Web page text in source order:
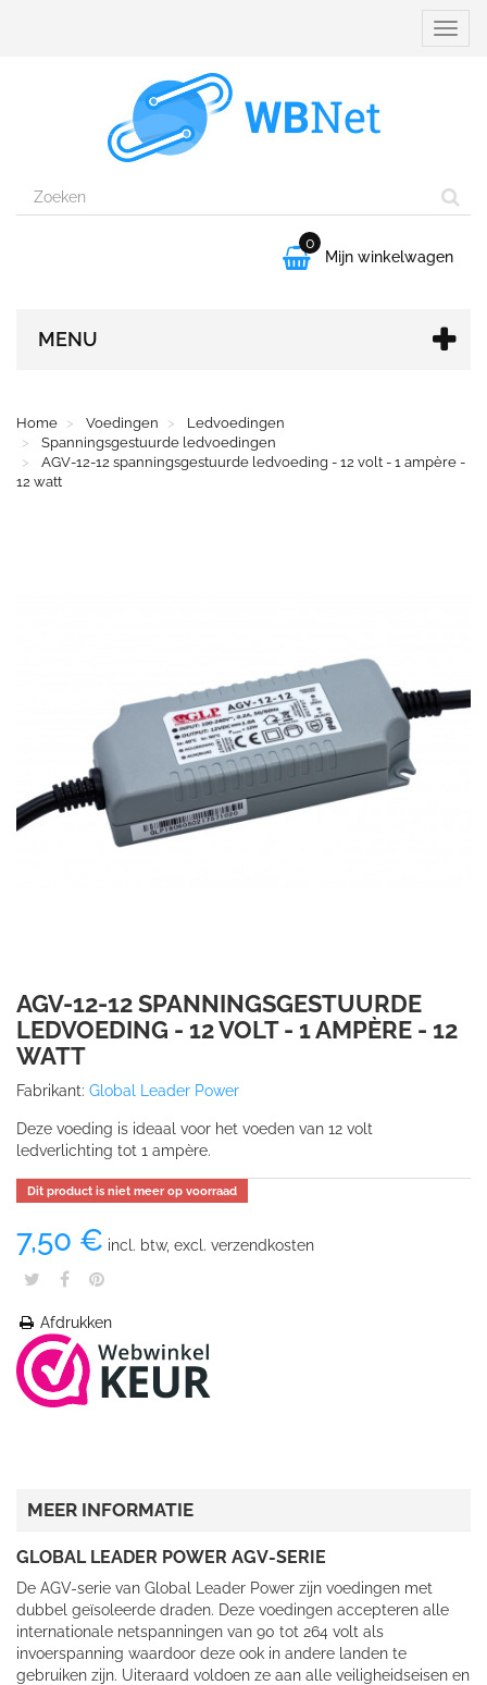

0
Mijn winkelwagen
MENU
Home Voedingen
Ledvoedingen
Spanningsgestuurde ledvoedingen
AGV-12-12 spanningsgestuurde ledvoeding - 12 volt - 1 ampère -
12 watt
AGV-12-12 SPANNINGSGESTUURDE
LEDVOEDING - 12 VOLT - 1 AMPÈRE - 12
WATT
Fabrikant: Global Leader Power
Deze voeding is ideaal voor het voeden van 12 volt
ledverlichting tot 1 ampère.
Dit product is niet meer op voorraad
7,50 € incl. btw, excl. verzendkosten
Afdrukken
MEER INFORMATIE
GLOBAL LEADER POWER AGV-SERIE
De AGV-serie van Global Leader Power zijn voedingen met
dubbel geïsoleerde draden. Deze voedingen accepteren alle
internationale netspanningen van 90 tot 264 volt als
invoerspanning waardoor deze ook in andere landen te
gebruiken zijn. Uiteraard voldoen ze aan alle veiligheidseisen en